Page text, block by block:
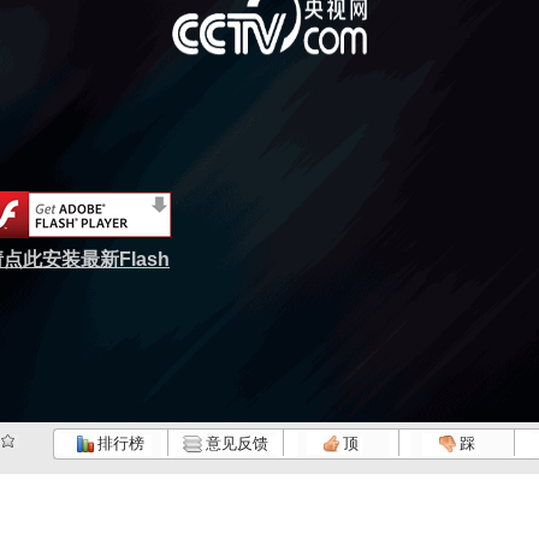
点此安装最新Flash
排行榜 意见反馈 顶 踩